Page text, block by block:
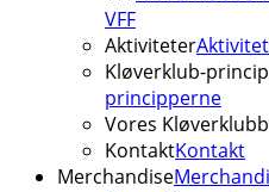
VFF
Aktiviteter
Kløverklub-
principperne
Vores
KontaktKontakt
Merchandise